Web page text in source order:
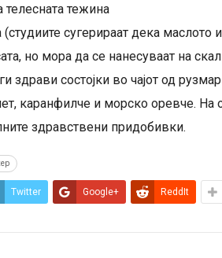
тежина
(студиите сугерираат дека
но мора да се нанесуваат на
состојки во чајот од
каранфилче и морско оревче. На
здравствени придобивки.
Twitter Google+ ReddIt